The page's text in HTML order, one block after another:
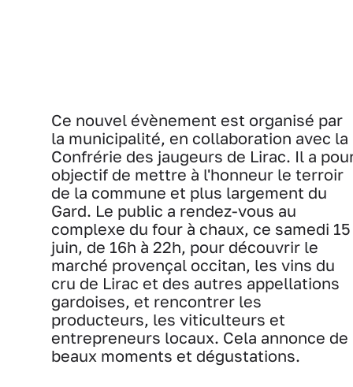
Ce nouvel évènement est organisé par
la municipalité, en collaboration avec la
Confrérie des jaugeurs de Lirac. Il a
objectif de mettre à l'honneur le terroir
de la commune et plus largement du
Gard. Le public a rendez-vous au
complexe du four à chaux, ce samedi 15
juin, de 16h à 22h, pour découvrir le
marché provençal occitan, les vins du
cru de Lirac et des autres appellations
gardoises, et rencontrer les
producteurs, les viticulteurs et
entrepreneurs locaux. Cela annonce de
beaux moments et dégustations.